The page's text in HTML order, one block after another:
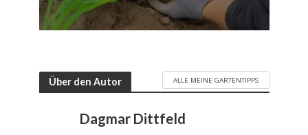
Über den Autor ALLE MEINE GARTENTIPPS
Dagmar Dittfeld